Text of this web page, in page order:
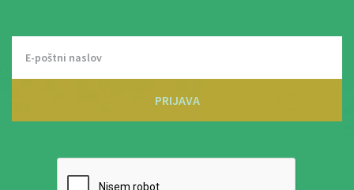
PRIJAVA